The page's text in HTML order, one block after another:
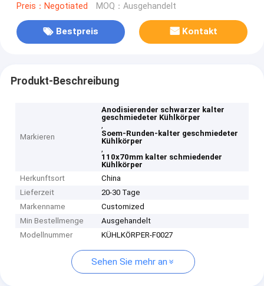
Preis：Negotiated MOQ：Ausgehandelt
Bestpreis Kontakt
Produkt-Beschreibung
Markieren
Anodisierender schwarzer kalter
geschmiedeter Kühlkörper
,
Soem-Runden-kalter geschmiedeter
Kühlkörper
,
110x70mm kalter schmiedender
Kühlkörper
Herkunftsort
China
Lieferzeit
20-30 Tage
Markenname
Customized
Min Bestellmenge
Ausgehandelt
Modellnummer
KÜHLKÖRPER-F0027
Sehen Sie mehr an